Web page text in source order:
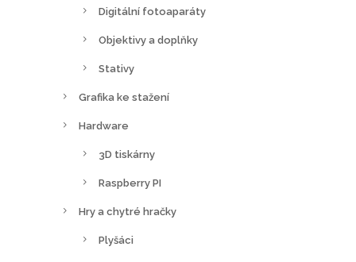
Digitální fotoaparáty
Objektivy a doplňky
Stativy
Grafika ke stažení
Hardware
3D tiskárny
Raspberry PI
Hry a chytré hračky
Plyšáci